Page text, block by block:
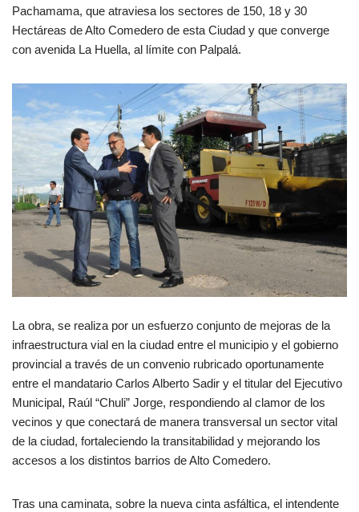
Pachamama, que atraviesa los sectores de 150, 18 y 30
Hectáreas de Alto Comedero de esta Ciudad y que converge
con avenida La Huella, al límite con Palpalá.
La obra, se realiza por un esfuerzo conjunto de mejoras de la
infraestructura vial en la ciudad entre el municipio y el gobierno
provincial a través de un convenio rubricado oportunamente
entre el mandatario Carlos Alberto Sadir y el titular del Ejecutivo
Municipal, Raúl “Chuli” Jorge, respondiendo al clamor de los
vecinos y que conectará de manera transversal un sector vital
de la ciudad, fortaleciendo la transitabilidad y mejorando los
accesos a los distintos barrios de Alto Comedero.
Tras una caminata, sobre la nueva cinta asfáltica, el intendente